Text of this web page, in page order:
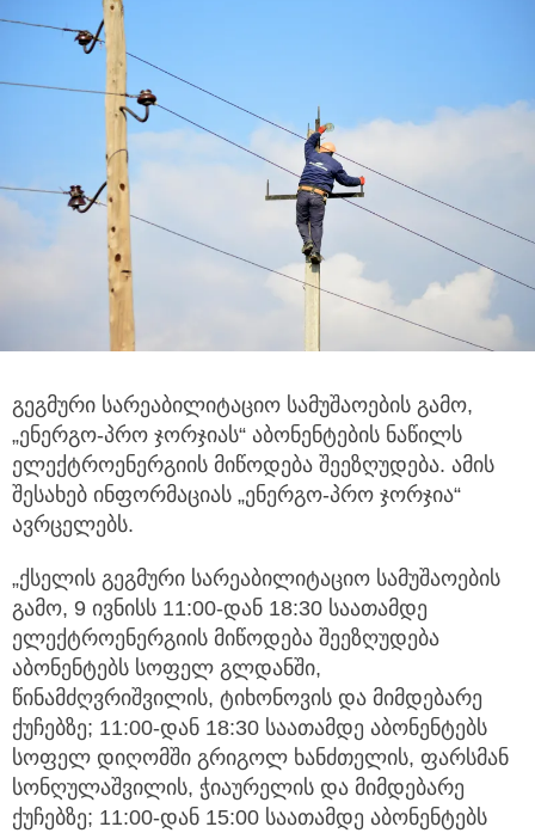
გეგმური სარეაბილიტაციო სამუშაოების გამო,
„ენერგო-პრო ჯორჯიას“ აბონენტების ნაწილს
ელექტროენერგიის მიწოდება შეეზღუდება. ამის
შესახებ ინფორმაციას „ენერგო-პრო ჯორჯია“
ავრცელებს.
„ქსელის გეგმური სარეაბილიტაციო სამუშაოების
გამო, 9 ივნისს 11:00-დან 18:30 საათამდე
ელექტროენერგიის მიწოდება შეეზღუდება
აბონენტებს სოფელ გლდანში,
წინამძღვრიშვილის, ტიხონოვის და მიმდებარე
ქუჩებზე; 11:00-დან 18:30 საათამდე აბონენტებს
სოფელ დიღომში გრიგოლ ხანძთელის, ფარსმან
სონღულაშვილის, ჭიაურელის და მიმდებარე
ქუჩებზე; 11:00-დან 15:00 საათამდე აბონენტებს